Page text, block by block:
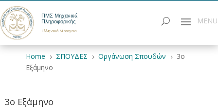
ΠΜΣ Μηχανικών
Πληροφορικής
Ελληνικό Μεσογειακό Πανεπιστήμιο
Home 5 ΣΠΟΥΔΕΣ 5 Οργάνωση Σπουδών 5
3ο
Εξάμηνο
3ο Εξάμηνο